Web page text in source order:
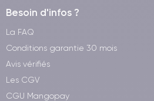
Besoin d'infos ?
La FAQ
Conditions garantie 30 mois
Avis vérifiés
Les CGV
CGU Mangopay